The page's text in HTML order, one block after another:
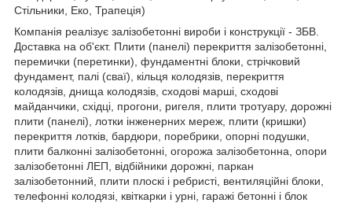
Стільники, Еко, Трапеція)
Компанія реалізує залізобетонні вироби і конструкції - ЗБВ.
Доставка на об'єкт. Плити (панелі) перекриття залізобетонні,
перемички (перетинки), фундаментні блоки, стрічковий
фундамент, палі (сваї), кільця колодязів, перекриття
колодязів, днища колодязів, сходові марші, сходові
майданчики, східці, прогони, ригеля, плити тротуару, дорожні
плити (панелі), лотки інженерних мереж, плити (кришки)
перекриття лотків, бардюри, поребрики, опорні подушки,
плити балконні залізобетонні, огорожа залізобетонна, опори
залізобетонні ЛЕП, відбійники дорожні, паркан
залізобетонний, плити плоскі і ребристі, вентиляційні блоки,
телефонні колодязі, квіткарки і урні, гаражі бетонні і блок